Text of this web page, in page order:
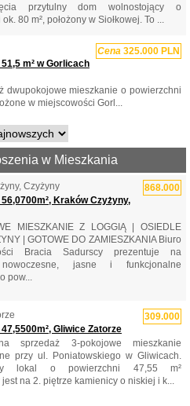
przytulny dom wolnostojący o
80 m², położony w Siołkowej. To ...
Cena 325.000 PLN
m² w Gorlicach
dwupokojowe mieszkanie o powierzchni
w miejscowości Gorl...
w Mieszkania
868.000
Czyżyny
Kraków Czyżyny,
MIESZKANIE Z LOGGIĄ | OSIEDLE
| GOTOWE DO ZAMIESZKANIA Biuro
Bracia Sadurscy prezentuje na
jasne i funkcjonalne
pow...
309.000
Gliwice Zatorze
sprzedaż 3-pokojowe mieszkanie
przy ul. Poniatowskiego w Gliwicach.
lokal o powierzchni 47,55 m²
na 2. piętrze kamienicy o niskiej i k...